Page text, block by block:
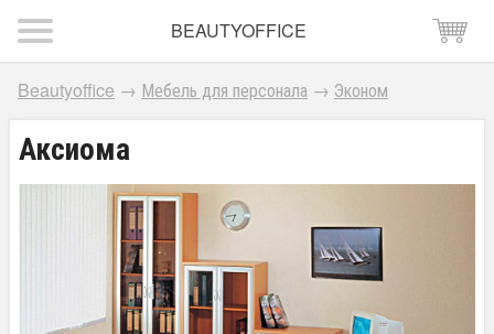
BEAUTYOFFICE
Beautyoffice → Мебель для персонала → Эконом
Аксиома